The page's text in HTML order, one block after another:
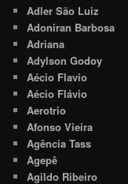
Adler São Luiz
Adoniran Barbosa
Adriana
Adylson Godoy
Aécio Flavio
Aécio Flávio
Aerotrio
Afonso Vieira
Agência Tass
Agepê
Agildo Ribeiro